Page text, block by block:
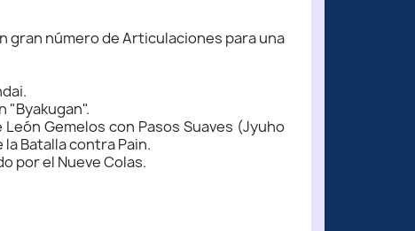
gran número de Articulaciones para una
"Byakugan".
Gemelos con Pasos Suaves (Jyuho
Batalla contra Pain.
por el Nueve Colas.